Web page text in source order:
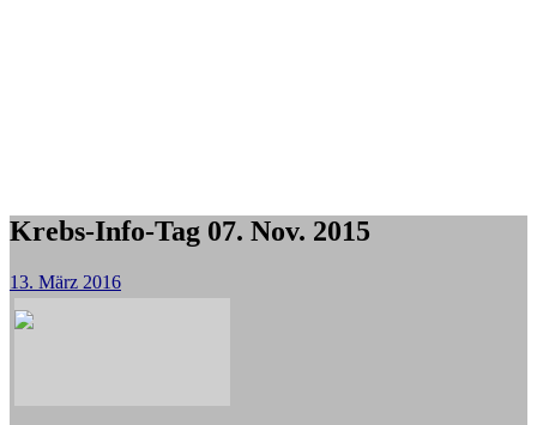
Krebs-Info-Tag 07. Nov. 2015
13. März 2016